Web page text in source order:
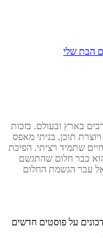
הבת שלי
בארץ ובעולם. בזכות
תוכן, בניתי מאפס
שתמיד רציתי. הפיכת
כבר חלום שהתגשם
אל עבר הגשמת החלום
על פוסטים חדשים